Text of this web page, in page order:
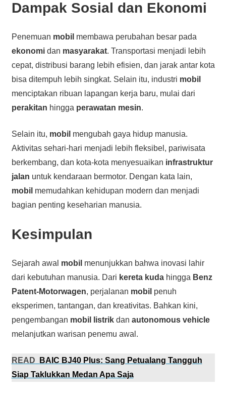
Dampak Sosial dan Ekonomi
Penemuan mobil membawa perubahan besar pada
ekonomidan masyarakat. Transportasi menjadi lebih
cepat, distribusi barang lebih efisien, dan jarak antar kota
bisa ditempuh lebih singkat. Selain itu, industri mobil
menciptakan ribuan lapangan kerja baru, mulai dari
perakitan hingga perawatan mesin.
Selain itu, mobil mengubah gaya hidup manusia.
Aktivitas sehari-hari menjadi lebih fleksibel, pariwisata
berkembang, dan kota-kota menyesuaikan infrastruktur
jalan untuk kendaraan bermotor. Dengan kata lain,
mobil memudahkan kehidupan modern dan menjadi
bagian penting keseharian manusia.
Kesimpulan
Sejarah awal mobil menunjukkan bahwa inovasi lahir
dari kebutuhan manusia. Dari kereta kudahingga Benz
Patent-Motorwagen, perjalanan mobil penuh
eksperimen, tantangan, dan kreativitas. Bahkan kini,
pengembangan mobil listrikdan autonomous vehicle
melanjutkan warisan penemu awal.
READ
BAIC BJ40 Plus: Sang Petualang Tangguh
Siap Taklukkan Medan Apa Saja